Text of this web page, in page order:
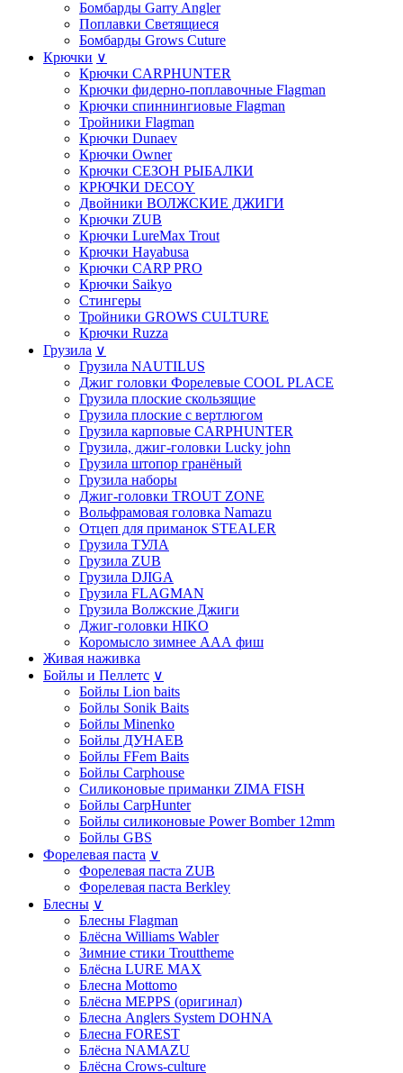
Бомбарды Garry Angler
Поплавки Светящиеся
Бомбарды Grows Cuture
Крючки ∨
Крючки CARPHUNTER
Крючки фидерно-поплавочные Flagman
Крючки cпиннингиовые Flagman
Тройники Flagman
Крючки Dunaev
Крючки Owner
Крючки СЕЗОН РЫБАЛКИ
КРЮЧКИ DECOY
Двойники ВОЛЖСКИЕ ДЖИГИ
Крючки ZUB
Крючки LureMax Trout
Крючки Hayabusa
Крючки CARP PRO
Крючки Saikyo
Стингеры
Тройники GROWS CULTURE
Крючки Ruzza
Грузила ∨
Грузила NAUTILUS
Джиг головки Форелевые COOL PLACE
Грузила плоские скользящие
Грузила плоские с вертлюгом
Грузила карповые CARPHUNTER
Грузила, джиг-головки Lucky john
Грузила штопор гранёный
Грузила наборы
Джиг-головки TROUT ZONE
Вольфрамовая головка Namazu
Отцеп для приманок STEALER
Грузила ТУЛА
Грузила ZUB
Грузила DJIGA
Грузила FLAGMAN
Грузила Волжские Джиги
Джиг-головки HIKO
Коромысло зимнее ААА фиш
Живая наживка
Бойлы и Пеллетс ∨
Бойлы Lion baits
Бойлы Sonik Baits
Бойлы Minenko
Бойлы ДУНАЕВ
Бойлы FFem Baits
Бойлы Carphouse
Силиконовые приманки ZIMA FISH
Бойлы CarpHunter
Бойлы силиконовые Power Bomber 12mm
Бойлы GBS
Форелевая паста ∨
Форелевая паста ZUB
Форелевая паста Berkley
Блесны ∨
Блесны Flagman
Блёсна Williams Wabler
Зимние стики Trouttheme
Блёсна LURE MAX
Блесна Mottomo
Блёсна MEPPS (оригинал)
Блесна Anglers System DOHNA
Блесна FOREST
Блёсна NAMAZU
Блёсна Crows-culture